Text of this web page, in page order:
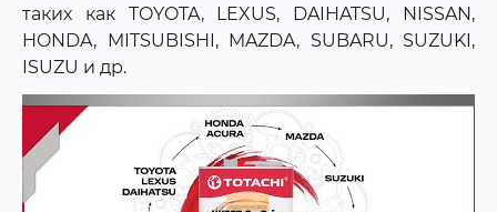
таких как TOYOTA, LEXUS, DAIHATSU, NISSAN,
HONDA, MITSUBISHI, MAZDA, SUBARU, SUZUKI,
ISUZU и др.